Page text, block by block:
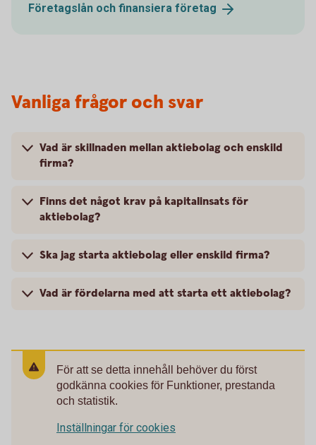
Företagslån och finansiera företag
Vanliga frågor och svar
Vad är skillnaden mellan aktiebolag och enskild
firma?
Finns det något krav på kapitalinsats för
aktiebolag?
Ska jag starta aktiebolag eller enskild firma?
Vad är fördelarna med att starta ett aktiebolag?
För att se detta innehåll behöver du först
godkänna cookies för Funktioner, prestanda
och statistik.
Inställningar för cookies